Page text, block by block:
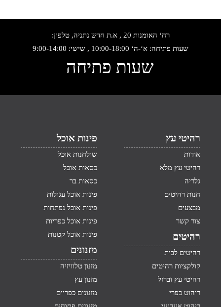
רח‘ האומנות 20 , א.ת חדש נתניה, טלפון:
שעות פתיחה: א‘-ה‘ 10:00-18:00 , שישי: 9:00-14:00
שעות פתיחה
רהיטי עץ
אודות
רהיטי עץ מלא
גלריה
חנות רהיטים
מבצעים
צור קשר
רהיטים
רהיטים לבית
קולקציות רהיטים
רהיטי עץ וברזל
ריהוט כפרי
פינות אוכל
שולחנות אוכל
כסאות אוכל
כסאות בר
פינות אוכל עגולות
פינות אוכל נפתחות
פינות אוכל כפריות
פינות אוכל קטנות
מזנונים
מזנון טלוויזיה
מזנון עץ
מזנונים כפריים